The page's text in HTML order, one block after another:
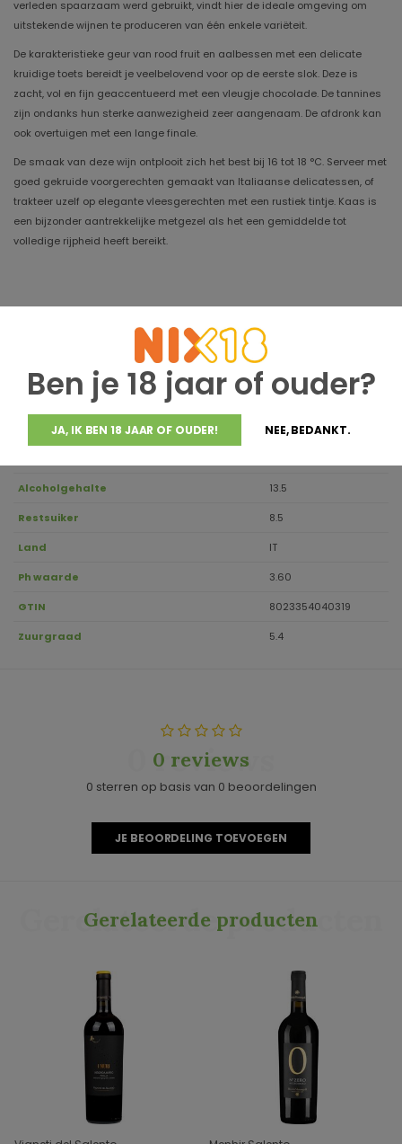
Ben je 18 jaar of ouder?
JA, IK BEN 18 JAAR OF OUDER! NEE, BEDANKT.
verleden spaarzaam werd gebruikt, vindt hier de ideale omgeving om
uitstekende wijnen te produceren van één enkele variëteit.
De karakteristieke geur van rood fruit en aalbessen met een delicate
kruidige toets bereidt je veelbelovend voor op de eerste slok. Deze is
zacht, vol en fijn geaccentueerd met een vleugje chocolade. De tannines
zijn ondanks hun sterke aanwezigheid zeer aangenaam. De afdronk kan
ook overtuigen met een lange finale.
De smaak van deze wijn ontplooit zich het best bij 16 tot 18 °C. Serveer met
goed gekruide voorgerechten gemaakt van Italiaanse delicatessen, of
trakteer uzelf op elegante vleesgerechten met een rustiek tintje. Kaas is
een bijzonder aantrekkelijke metgezel als het een gemiddelde tot
volledige rijpheid heeft bereikt.
Jaargang 2024
Druivensoort Negroamaro
Regio Apulien
Aanbevolen drinktemperatuur 16-18
Alcoholgehalte 13.5
Restsuiker 8.5
Land IT
Ph waarde 3.60
GTIN 8023354040319
Zuurgraad 5.4
0 reviews
0 reviews
0 sterren op basis van 0 beoordelingen
JE BEOORDELING TOEVOEGEN
Gerelateerde producten
Gerelateerde producten